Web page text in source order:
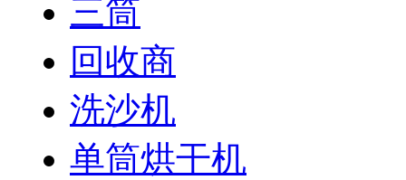
三筒
回收商
洗沙机
单筒烘干机